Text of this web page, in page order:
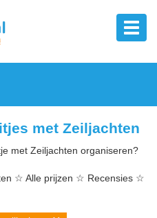
met Zeiljachten
met Zeiljachten organiseren?
☆ Alle prijzen ☆ Recensies ☆